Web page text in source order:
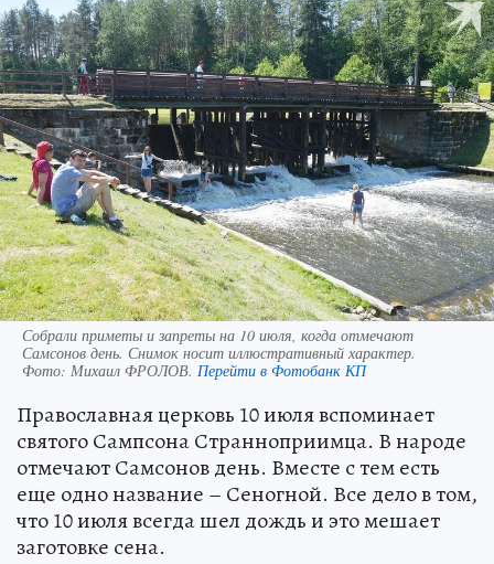
Собрали приметы и запреты на 10 июля, когда отмечают
Самсонов день. Снимок носит иллюстративный характер.
Фото: Михаил ФРОЛОВ. Перейти в Фотобанк КП
Православная церковь 10 июля вспоминает
святого Сампсона Странноприимца. В народе
отмечают Самсонов день. Вместе с тем есть
еще одно название – Сеногной. Все дело в том,
что 10 июля всегда шел дождь и это мешает
заготовке сена.